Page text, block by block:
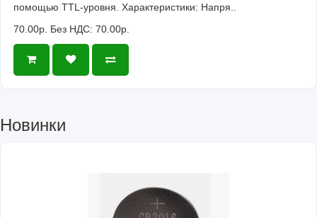
помощью TTL-уровня. Характеристики: Напря..
70.00р. Без НДС: 70.00р.
Новинки